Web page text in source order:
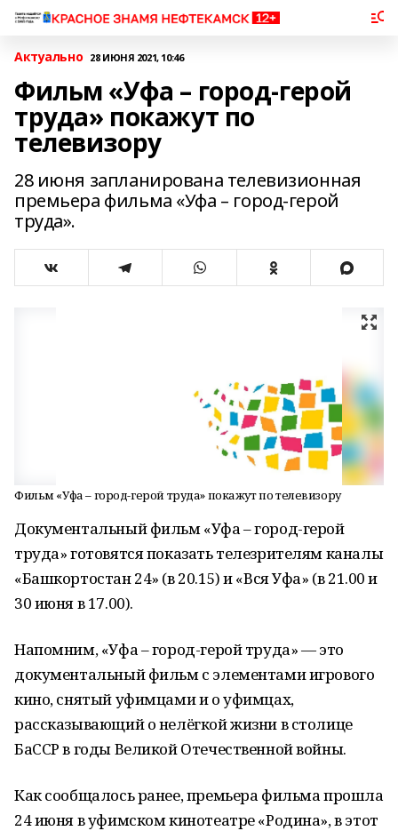
Актуально 28 ИЮНЯ 2021, 10:46
Фильм «Уфа – город-герой
труда» покажут по
телевизору
28 июня запланирована телевизионная
премьера фильма «Уфа – город-герой
труда».
Фильм «Уфа – город-герой труда» покажут по телевизору
Документальный фильм «Уфа – город-герой
труда» готовятся показать телезрителям каналы
«Башкортостан 24» (в 20.15) и «Вся Уфа» (в 21.00 и
30 июня в 17.00).
Напомним, «Уфа – город-герой труда» — это
документальный фильм с элементами игрового
кино, снятый уфимцами и о уфимцах,
рассказывающий о нелёгкой жизни в столице
БаССР в годы Великой Отечественной войны.
Как сообщалось ранее, премьера фильма прошла
24 июня в уфимском кинотеатре «Родина», в этот